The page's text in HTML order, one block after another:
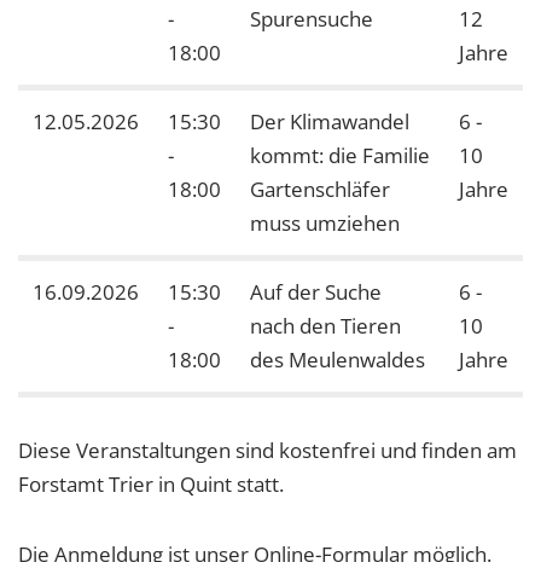
-
18:00
Spurensuche
12
Jahre
12.05.2026
15:30
-
18:00
Der Klimawandel
kommt: die Familie
Gartenschläfer
muss umziehen
6 -
10
Jahre
16.09.2026
15:30
-
18:00
Auf der Suche
nach den Tieren
des Meulenwaldes
6 -
10
Jahre
Diese Veranstaltungen sind kostenfrei und finden am
Forstamt Trier in Quint statt.
Die Anmeldung ist unser Online-Formular möglich.
der Website erforderlich.
Name:
cookie_consent
Dieser Cookie speichert die ausgewählten
Cookie Laufzeit:
Um Inhalte von Videoplattformen und Social Media
Plattformen anzeigen zu können, werden von